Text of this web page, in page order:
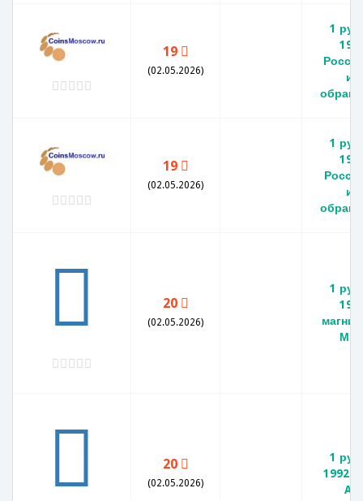
19
(02.05.2026)
1
из
19
(02.05.2026)
1
из
20
(02.05.2026)
1
М
20
(02.05.2026)
1
1992 Л
AU